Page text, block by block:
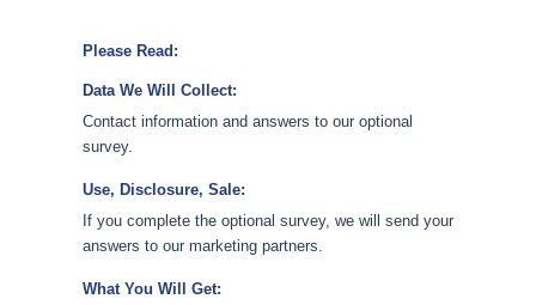
Please Read:
Data We Will Collect:
Contact information and answers to our optional
survey.
Use, Disclosure, Sale:
If you complete the optional survey, we will send your
answers to our marketing partners.
What You Will Get: